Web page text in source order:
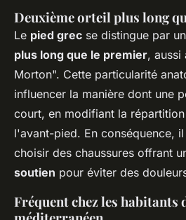
Deuxième orteil plus long
Le pied grec se distingue par un
plus long que le premier, aussi
Morton". Cette particularité
influencer la manière dont une
court, en modifiant la
l'avant-pied. En conséquence,
choisir des chaussures offrant
soutien pour éviter des
Fréquent chez les habitants